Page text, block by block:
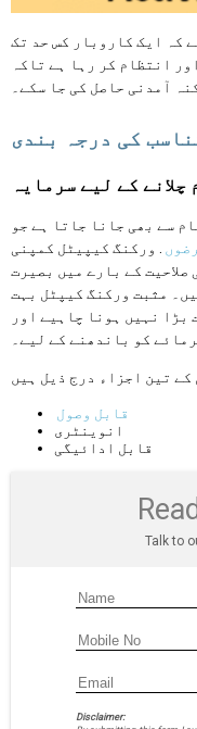
کہ ایک کاروبار کس حد تک
انتظام کر رہا ہے تاکہ
آمدنی حاصل کی جا سکے۔
کی درجہ بندی
چلانے کے لیے سرمایہ
سے بھی جانا جاتا ہے جو
. ورکنگ کیپیٹل کمپنی
کے بارے میں بصیرت
مثبت ورکنگ کیپٹل بہت
بڑا نہیں ہونا چاہیے اور
کو باندھنے کے لیے۔
قابل وصول
انوینٹری
قابل ادائیگی
Talk to
Disclaimer: